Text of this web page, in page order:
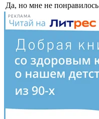
Да, но мне не понравилось
РЕКЛАМА